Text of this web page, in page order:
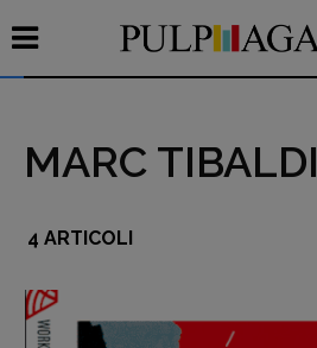
Interviste
MARC TIBALDI
4 ARTICOLI